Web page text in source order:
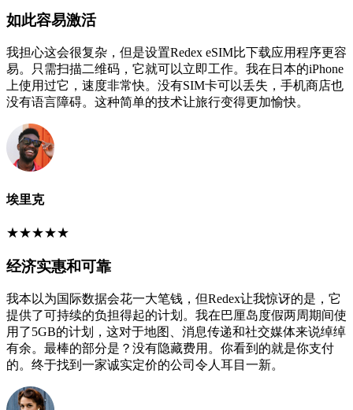
如此容易激活
我担心这会很复杂，但是设置Redex eSIM比下载应用程序更容
易。只需扫描二维码，它就可以立即工作。我在日本的iPhone
上使用过它，速度非常快。没有SIM卡可以丢失，手机商店也
没有语言障碍。这种简单的技术让旅行变得更加愉快。
埃里克
★★★★★
经济实惠和可靠
我本以为国际数据会花一大笔钱，但Redex让我惊讶的是，它
提供了可持续的负担得起的计划。我在巴厘岛度假两周期间使
用了5GB的计划，这对于地图、消息传递和社交媒体来说绰绰
有余。最棒的部分是？没有隐藏费用。你看到的就是你支付
的。终于找到一家诚实定价的公司令人耳目一新。